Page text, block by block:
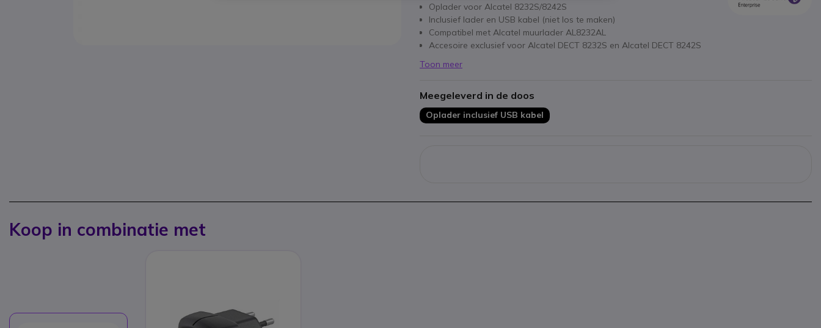
Oplader voor Alcatel 8232S/8242S
Inclusief lader en USB kabel (niet los te maken)
Compatibel met Alcatel muurlader AL8232AL
Accesoire exclusief voor Alcatel DECT 8232S en Alcatel DECT 8242S
Toon meer
Meegeleverd in de doos
Oplader inclusief USB kabel
Koop in combinatie met